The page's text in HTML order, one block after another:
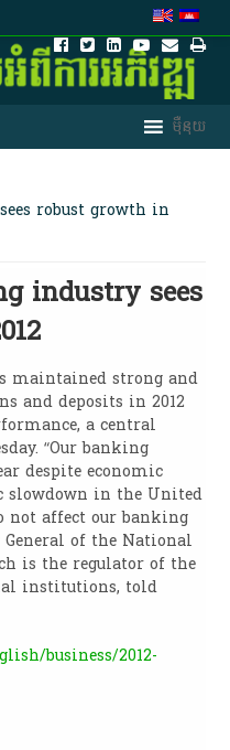
robust growth in
industry sees
maintained strong and
and deposits in 2012
a central
“Our banking
despite economic
slowdown in the United
not affect our banking
General of the National
is the regulator of the
institutions, told
business/2012-